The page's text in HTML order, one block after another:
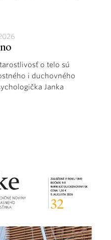
o telo sú
i duchovného
Janka